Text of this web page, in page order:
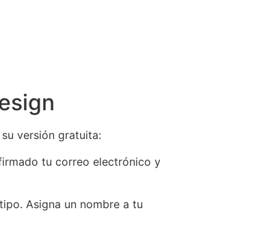
versión gratuita:
tu correo electrónico y
Asigna un nombre a tu